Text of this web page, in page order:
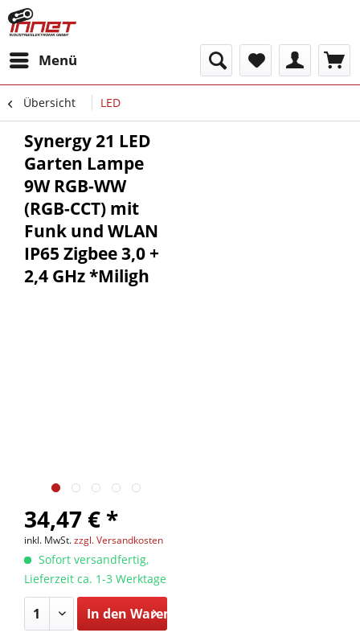
Menü
Übersicht LED
Synergy 21 LED
Garten Lampe
9W RGB-WW
(RGB-CCT) mit
Funk und WLAN
IP65 Zigbee 3,0 +
2,4 GHz *Miligh
34,47 € *
inkl. MwSt.zzgl. Versandkosten
Sofort versandfertig,
Lieferzeit ca. 1-3 Werktage
In den Warenkorb